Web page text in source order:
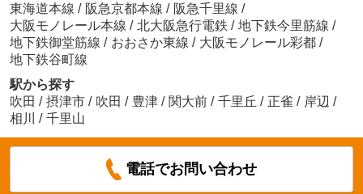
東海道本線 / 阪急京都本線 / 阪急千里線 /
大阪モノレール本線 / 北大阪急行電鉄 / 地下鉄今里筋線 /
地下鉄御堂筋線 / おおさか東線 / 大阪モノレール彩都 /
地下鉄谷町線
駅から探す
吹田 / 摂津市 / 吹田 / 豊津 / 関大前 / 千里丘 / 正雀 / 岸辺 /
相川
/ 千里山
電話でお問い合わせ